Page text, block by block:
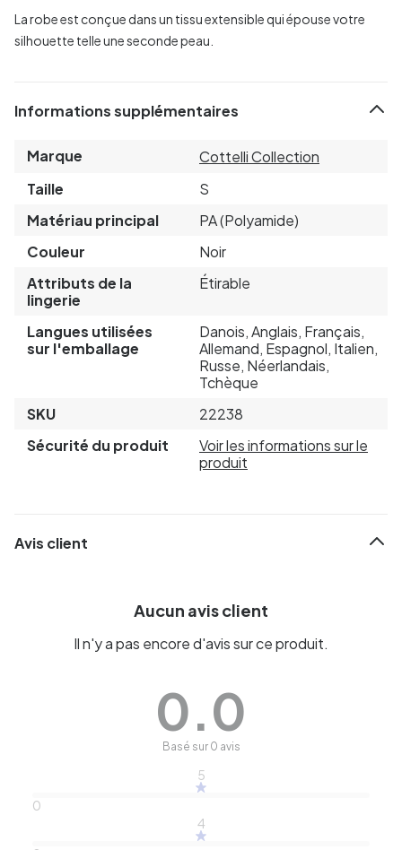
La robe est conçue dans un tissu extensible qui épouse votre
silhouette telle une seconde peau.
Informations supplémentaires
Marque
Cottelli Collection
Taille
S
Matériau principal
PA (Polyamide)
Couleur
Noir
Attributs de la
lingerie
Étirable
Langues utilisées
sur l'emballage
Danois, Anglais, Français,
Allemand, Espagnol, Italien,
Russe, Néerlandais,
Tchèque
SKU
22238
Sécurité du produit
Voir les informations sur le
produit
Avis client
Aucun avis client
Il n'y a pas encore d'avis sur ce produit.
0.0
Basé sur 0 avis
5
0
4